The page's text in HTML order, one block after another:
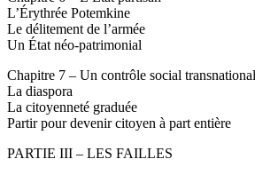
L’Érythrée Potemkine
Le délitement de l’armée
Un État néo-patrimonial
Chapitre 7 – Un contrôle social transnational
La diaspora
La citoyenneté graduée
Partir pour devenir citoyen à part entière
PARTIE III – LES FAILLES